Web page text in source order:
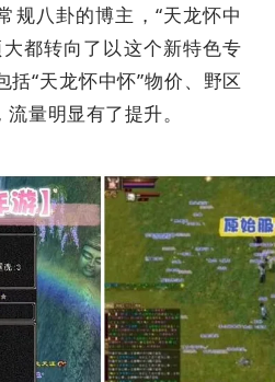
规八卦的博主，“天龙怀中
都转向了以这个新特色专
括“天龙怀中怀”物价、野区
量明显有了提升。